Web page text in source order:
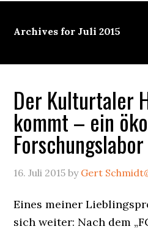
Archives for Juli 2015
Der Kulturtaler
kommt – ein
Forschungslabor
16. Juli 2015 by Gert
Eines meiner
sich weiter: Nach dem